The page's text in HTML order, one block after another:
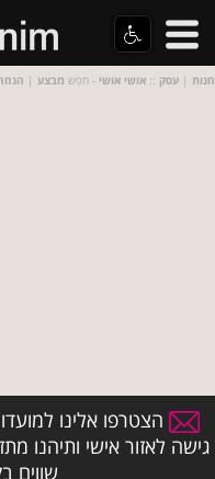
חנות | עסק :: אושי אושי - חפש מבצע |
הצטרפו אלינו
גישה לאזור אישי ותיהנו
שווים